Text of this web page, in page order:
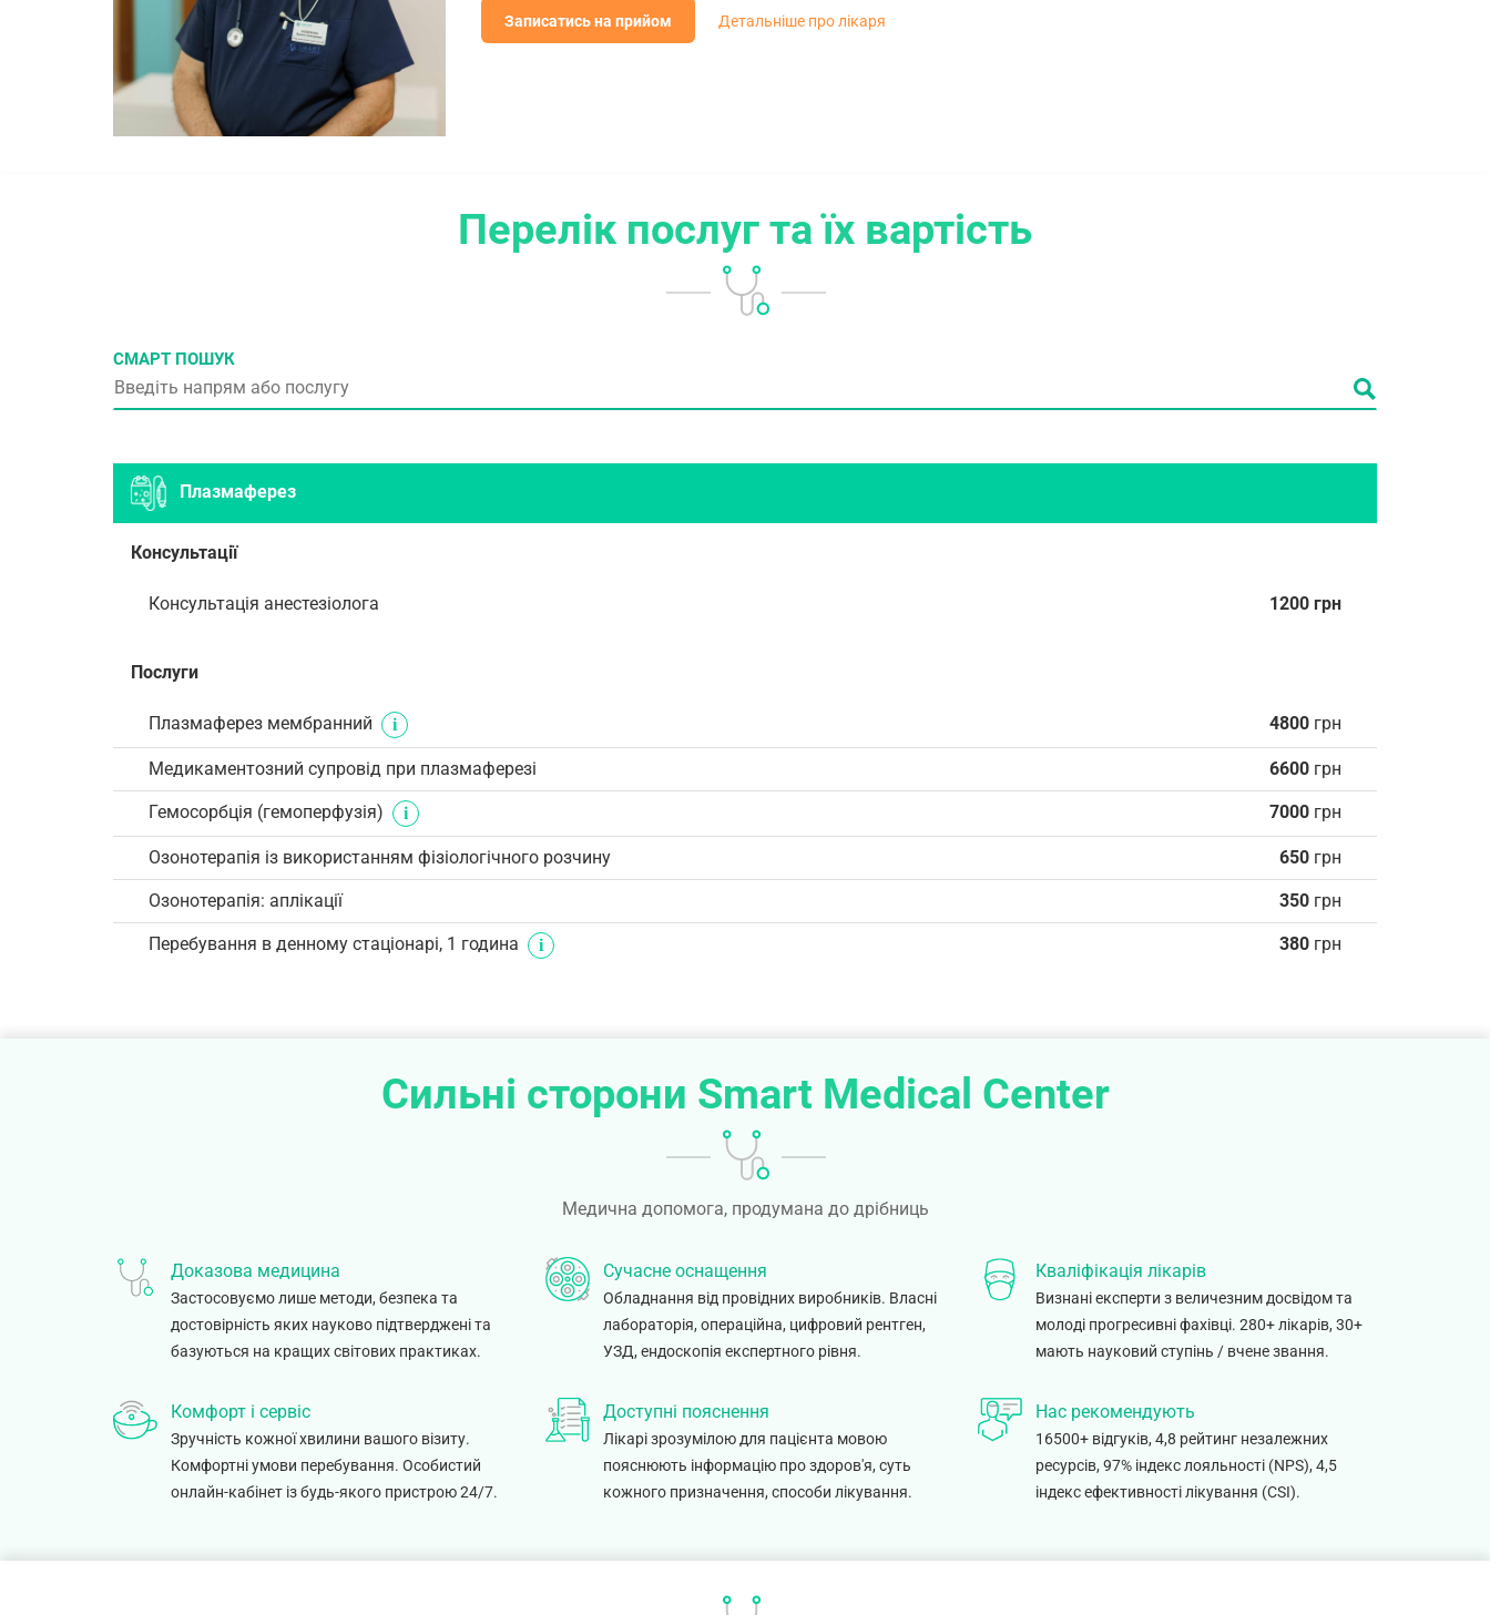
Записатись на прийом Детальніше про лікаря
Перелік послуг та їх вартість
СМАРТ ПОШУК
Плазмаферез
Консультації
1200 грн
Консультація анестезіолога
Послуги
4800 грн
Плазмаферез мембранний
6600 грн
Медикаментозний супровід при плазмаферезі
7000 грн
Гемосорбція (гемоперфузія)
650 грн
Озонотерапія із використанням фізіологічного розчину
350 грн
Озонотерапія: аплікації
380 грн
Перебування в денному стаціонарі, 1 година
Сильні сторони Smart Medical Center
Медична допомога, продумана до дрібниць
Доказова медицина
Застосовуємо лише методи, безпека та
достовірність яких науково підтверджені та
базуються на кращих світових практиках.
Сучасне оснащення
Обладнання від провідних виробників. Власні
лабораторія, операційна, цифровий рентген,
УЗД, ендоскопія експертного рівня.
Кваліфікація лікарів
Визнані експерти з величезним досвідом та
молоді прогресивні фахівці. 280+ лікарів, 30+
мають науковий ступінь / вчене звання.
Комфорт і сервіс
Зручність кожної хвилини вашого візиту.
Комфортні умови перебування. Особистий
онлайн-кабінет із будь-якого пристрою 24/7.
Доступні пояснення
Лікарі зрозумілою для пацієнта мовою
пояснюють інформацію про здоров'я, суть
кожного призначення, способи лікування.
Нас рекомендують
16500+ відгуків, 4,8 рейтинг незалежних
ресурсів, 97% індекс лояльності (NPS), 4,5
індекс ефективності лікування (CSI).